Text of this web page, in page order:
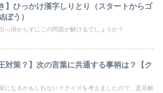
】ひっかけ漢字しりとり（スタートからゴ
ぼう）
っ掛からずにこの問題が解けるでしょうか？
対策？】次の言葉に共通する事柄は？【ク
になるかもしれない？クイズを考えましたので、是非解